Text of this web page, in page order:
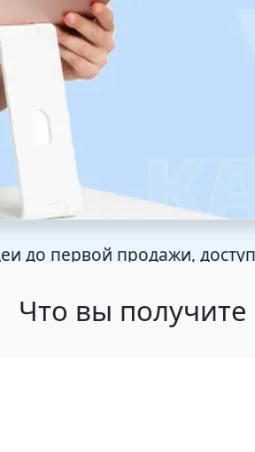
до первой продажи,
Что вы получите